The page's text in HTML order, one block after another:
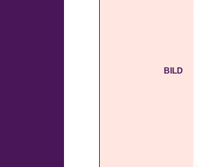
BILD